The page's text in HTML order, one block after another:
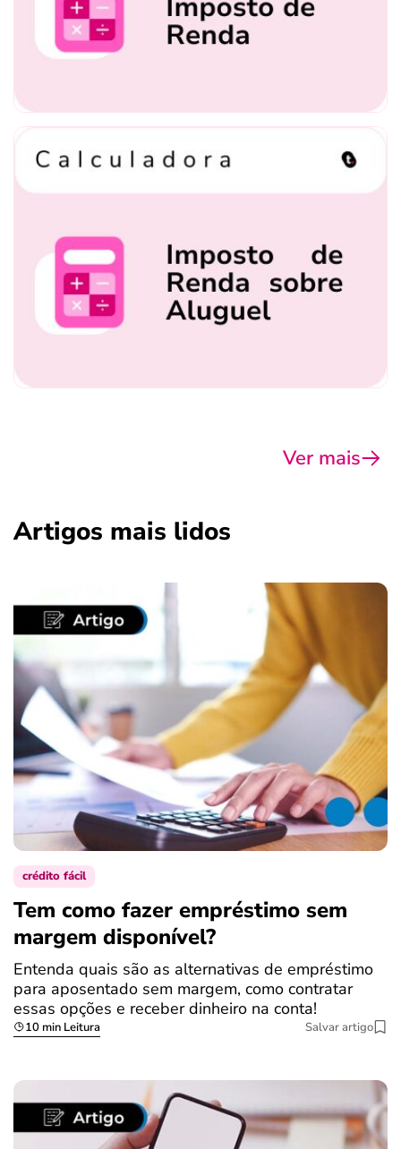
Ver mais
Artigos mais lidos
crédito fácil
Tem como fazer empréstimo sem
margem disponível?
Entenda quais são as alternativas de empréstimo
para aposentado sem margem, como contratar
essas opções e receber dinheiro na conta!
10 min Leitura Salvar artigo